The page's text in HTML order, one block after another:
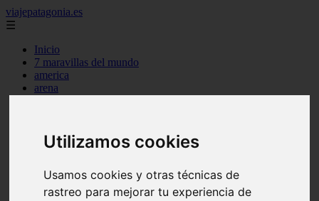
Utilizamos cookies
Usamos cookies y otras técnicas de
rastreo para mejorar tu experiencia de
viajepatagonia.es
☰
Inicio
7 maravillas del mundo
america
arena
c entre rios
c generalidades del pais
c neuquen
c provincias